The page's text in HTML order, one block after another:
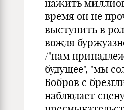
нажить
время он не
выступить в
вождя
/"нам
будущее", "мы
Бобров с
наблюдает